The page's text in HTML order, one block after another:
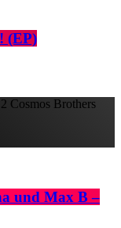
(EP)
und Max B –